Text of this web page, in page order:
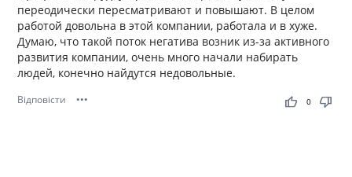
переодически пересматривают и повышают. В целом
работой довольна в этой компании, работала и в хуже.
Думаю, что такой поток негатива возник из-за активного
развития компании, очень много начали набирать
людей, конечно найдутся недовольные.
Відповісти ••• thumb_up thumb_down
0